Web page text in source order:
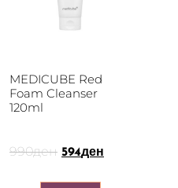
MEDICUBE Red
Foam Cleanser
120ml
990ден 594ден